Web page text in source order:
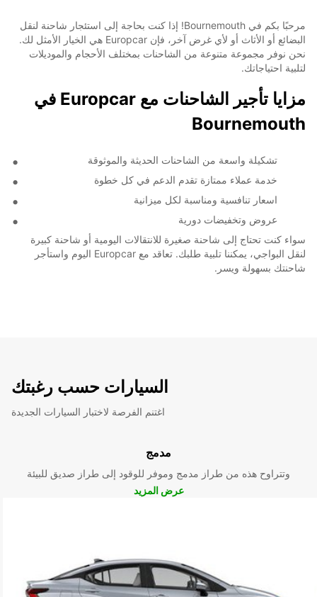
مرحبًا بكم في Bournemouth! إذا كنت بحاجة إلى استئجار شاحنة لنقل
البضائع أو الأثاث أو لأي غرض آخر، فإن Europcar هي الخيار الأمثل لك.
نحن نوفر مجموعة متنوعة من الشاحنات بمختلف الأحجام والموديلات
لتلبية احتياجاتك.
مزايا تأجير الشاحنات مع Europcar في
Bournemouth
تشكيلة واسعة من الشاحنات الحديثة والموثوقة
خدمة عملاء ممتازة تقدم الدعم في كل خطوة
اسعار تنافسية ومناسبة لكل ميزانية
عروض وتخفيضات دورية
سواء كنت تحتاج إلى شاحنة صغيرة للانتقالات اليومية أو شاحنة كبيرة
لنقل البواجي، يمكننا تلبية طلبك. تعاقد مع Europcar اليوم واستأجر
شاحنتك بسهولة ويسر.
السيارات حسب رغبتك
اغتنم الفرصة لاختبار السيارات الجديدة
مدمج
وتتراوح هذه من طراز مدمج وموفر للوقود إلى طراز صديق للبيئة
عرض المزيد